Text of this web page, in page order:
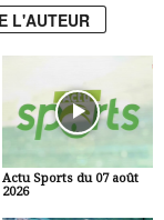
L'AUTEUR
Actu Sports du 07 août
2026